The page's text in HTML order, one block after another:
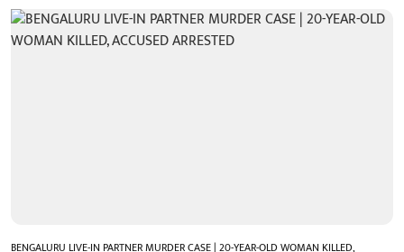
BENGALURU LIVE-IN PARTNER MURDER CASE | 20-YEAR-OLD WOMAN KILLED,